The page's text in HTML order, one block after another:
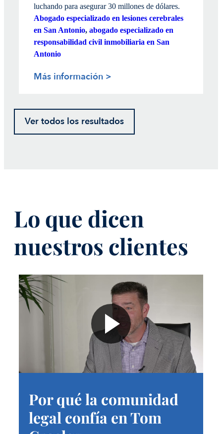
luchando para asegurar 30 millones de dólares.
Abogado especializado en lesiones cerebrales
en San Antonio, abogado especializado en
responsabilidad civil inmobiliaria en San
Antonio
Más información >
Ver todos los resultados
Lo que dicen
nuestros clientes
Por qué la comunidad
legal confía en Tom